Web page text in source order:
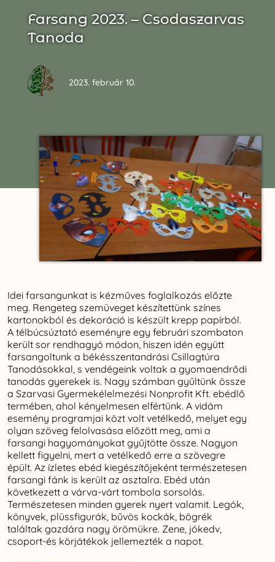
Farsang 2023. – Csodaszarvas
Tanoda
2023. február 10.
Idei farsangunkat is kézműves foglalkozás előzte
meg. Rengeteg szemüveget készítettünk színes
kartonokból és dekoráció is készült krepp papírból.
A télbúcsúztató eseményre egy februári szombaton
került sor rendhagyó módon, hiszen idén együtt
farsangoltunk a békésszentandrási Csillagtúra
Tanodásokkal, s vendégeink voltak a gyomaendrődi
tanodás gyerekek is. Nagy számban gyűltünk össze
a Szarvasi Gyermekélelmezési Nonprofit Kft. ebédlő
termében, ahol kényelmesen elfértünk. A vidám
esemény programjai közt volt vetélkedő, melyet egy
olyan szöveg felolvasása előzött meg, ami a
farsangi hagyományokat gyűjtötte össze. Nagyon
kellett figyelni, mert a vetélkedő erre a szövegre
épült. Az ízletes ebéd kiegészítőjeként természetesen
farsangi fánk is került az asztalra. Ebéd után
következett a várva-várt tombola sorsolás.
Természetesen minden gyerek nyert valamit. Legók,
könyvek, plüssfigurák, bűvös kockák, bögrék
találtak gazdára nagy örömükre. Zene, jókedv,
csoport-és körjátékok jellemezték a napot.